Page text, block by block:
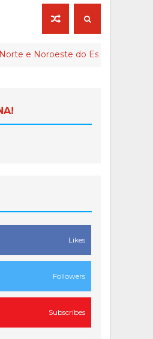
do Espírito Santo
Likes
Followers
Subscribes